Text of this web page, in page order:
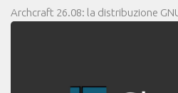
Archcraft 26.08: la distribuzione